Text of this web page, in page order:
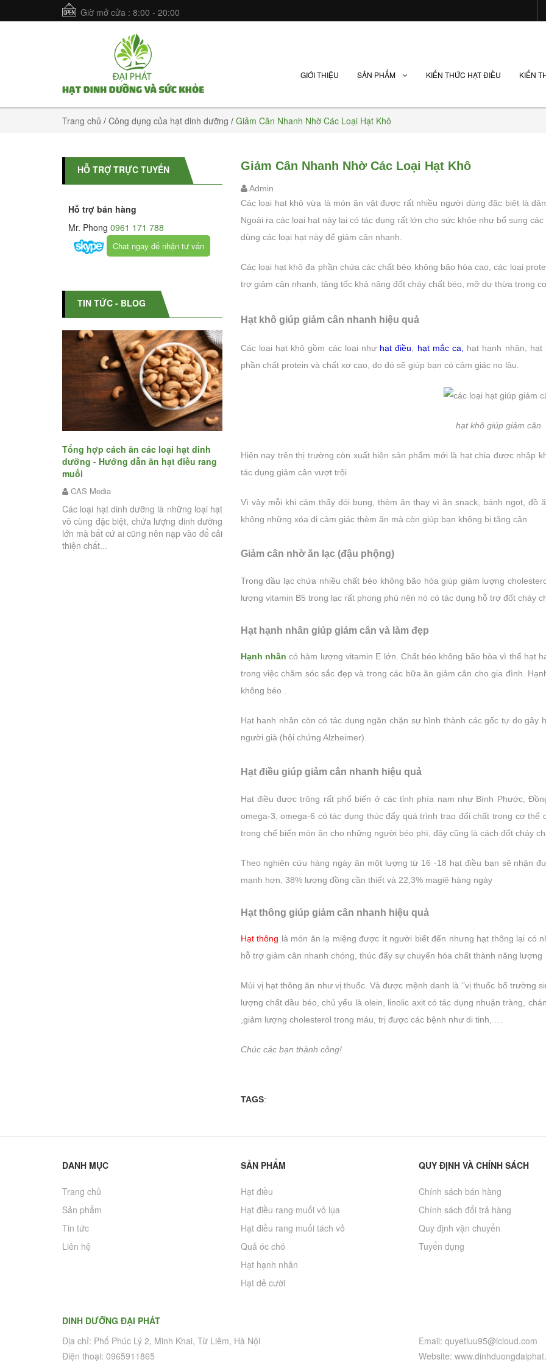
Giờ mở cửa : 8:00 - 20:00
GIỚI THIỆU SẢN PHẨM KIẾN THỨC HẠT ĐIỀU KIẾN
Trang chủ / Công dụng của hạt dinh dưỡng / Giảm Cân Nhanh Nhờ Các Loại Hạt Khô
HỖ TRỢ TRỰC TUYẾN
Hỗ trợ bán hàng
Mr. Phong 0961 171 788
Chat ngay để nhận tư vấn
TIN TỨC - BLOG
các loại hạt dinh
ăn hạt điều rang
dưỡng là những loại hạt
chứa lượng dinh dưỡng
nên nạp vào để cải
Liệu ăn hạt điều rang muối có giúp
giảm cân? - Nên dùng hạt điều rang
muối như thế nào mới đúng mà
CAS Media
Hạt điều từ lâu đã trở thành một món ăn
vặt thơm ngon, bổ dưỡng với giá trị dinh
dưỡng tuyệt vời. Và đặc biệt hơn cả, rất
Bật mí ăn uống Tết 2021 không lo
tăng cân - Chia sẻ cách ăn hạt điều
rang muối không lo béo
CAS Media
Tết Nguyên Đán là những ngày mọi
người nghỉ ngơi sau một năm nỗ lực làm
thả lỏng và tận...
Giải đáp: Nếu ăn hạt điều rang
vào buổi tối có gây tăng cân
CAS Media
Ăn hạt điều thay cho các loại
Giảm Cân Nhanh Nhờ Các Loại Hạt Khô
Admin
Các loại hạt khô vừa là món ăn vặt được rất nhiều người dùng đặc biệt là
Ngoài ra các loại hạt này lại có tác dụng rất lớn cho sức khỏe như bổ sung
dùng các loại hạt này để giảm cân nhanh.
Các loại hạt khô đa phần chứa các chất béo không bão hòa cao, các loại
trợ giảm cân nhanh, tăng tốc khả năng đốt cháy chất béo, mỡ dư thừa trong
Hạt khô giúp giảm cân nhanh hiệu quả
Các loại hạt khô gồm các loại như hạt điều hạt mắc ca, hạt hạnh nhân, hạt
phần chất protein và chất xơ cao, do đó sẽ giúp bạn có cảm giác no lâu.
hạt khô giúp giảm cân
Hiện nay trên thị trường còn xuất hiện sản phẩm mới là hạt chia được nhập
tác dụng giảm cân vượt trội
Vì vậy mỗi khi cảm thấy đói bụng, thèm ăn thay vì ăn snack, bánh ngọt, đồ
không những xóa đi cảm giác thèm ăn mà còn giúp bạn không bị tăng cân
Giảm cân nhờ ăn lạc (đậu phộng)
Trong dầu lạc chứa nhiều chất béo không bão hòa giúp giảm lượng
lượng vitamin B5 trong lạc rất phong phú nên nó có tác dụng hỗ trợ đốt cháy
Hạt hạnh nhân giúp giảm cân và làm đẹp
Hạnh nhân có hàm lượng vitamin E lớn. Chất béo không bão hòa vì thế hạt
trong việc chăm sóc sắc đẹp và trong các bữa ăn giảm cân cho gia đình.
không béo .
Hạt hanh nhân còn có tác dụng ngăn chặn sự hình thành các gốc tự do
người già (hội chứng Alzheimer).
Hạt điều giúp giảm cân nhanh hiệu quả
Hạt điều được trông rất phổ biến ở các tỉnh phía nam như Bình Phước,
omega-3, omega-6 có tác dụng thúc đẩy quá trình trao đổi chất trong cơ
trong chế biến món ăn cho những người béo phì, đây cũng là cách đốt cháy
Theo nghiên cứu hàng ngày ăn một lượng từ 16 -18 hạt điều bạn sẽ nhận
mạnh hơn, 38% lượng đồng cần thiết và 22,3% magiê hàng ngày
Hạt thông giúp giảm cân nhanh hiệu quả
Hạt thông là món ăn lạ miệng được ít người biết đến nhưng hạt thông lại có
hỗ trợ giảm cân nhanh chóng, thúc đẩy sự chuyển hóa chất thành năng lượng
Mùi vị hạt thông ăn như vị thuốc. Và được mệnh danh là ‘’vị thuốc bổ trường
lượng chất dầu béo, chủ yếu là olein, linolic axit có tác dụng nhuận tràng,
,giảm lượng cholesterol trong máu, trị được các bệnh như di tinh, …
Chúc các bạn thành công!
TAGS:
DANH MỤC
Trang chủ
Sản phẩm
Tin tức
Liên hệ
SẢN PHẨM
Hạt điều
Hạt điều rang muối vỏ lụa
Hạt điều rang muối tách vỏ
Quả óc chó
Hạt hạnh nhân
Hạt dẻ cười
QUY ĐỊNH VÀ CHÍNH SÁCH
Chính sách bán hàng
Chính sách đổi trả hàng
Quy định vận chuyển
Tuyển dụng
DINH DƯỠNG ĐẠI PHÁT
Địa chỉ: Phố Phúc Lý 2, Minh Khai, Từ Liêm, Hà Nội
Điện thoại: 0965911865
Email: quyetluu95@icloud.com
Website: